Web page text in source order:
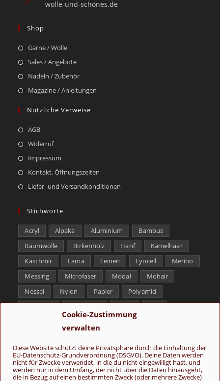
Cookie-Zustimmung
verwalten
Diese Website schützt deine Privatsphäre durch die Einhaltung der
EU-Datenschutz-Grundverordnung (DSGVO). Deine Daten werden
nicht für Zwecke verwendet, in die du nicht eingewilligt hast, und
werden nur in dem Umfang, der nicht über die Daten hinausgeht,
die in Bezug auf einen bestimmten Zweck (oder mehrere Zwecke)
wolle-und-schönes.de
Shop
Garne / Wolle
Sales / Angebote
Nadeln / Zubehör
Magazine / Anleitungen
Nützliche Verweise
AGB
Widerruf
Impressum
Kontakt, Öffnungszeiten
Liefer- und Versandkonditionen
Stichworte
Acryl Alpaka Aluminium
Bambus
Baumwolle
Birkenholz Hanf
Kamelhaar
Kaschmir
Lama Leinen Lyocell
Merino
Messing
Microfaser Modal
Mohair
Nessel
Nylon Papier
Polyamid
Folge uns